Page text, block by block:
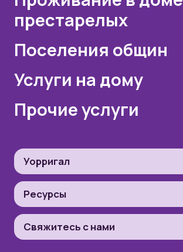
престарелых
Поселения общин
Услуги на дому
Прочие услуги
Уорригал
Ресурсы
Свяжитесь с нами